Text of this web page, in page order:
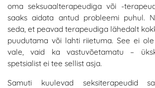
oma seksuaalterapeudiga või -
saaks aidata antud probleemi puhul.
seda, et peavad terapeudiga lähedalt
puudutama või lahti riietuma. See ei
vale, vaid ka vastuvõetamatu –
spetsialist ei tee sellist asja.
Samuti kuulevad seksiterapeudid